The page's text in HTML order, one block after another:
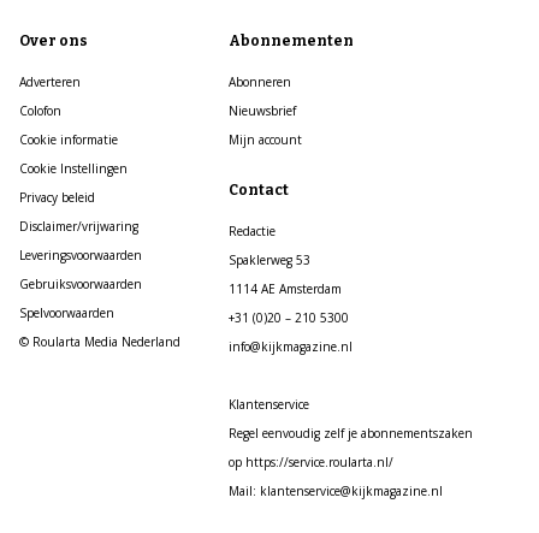
Over ons
Adverteren
Colofon
Cookie informatie
Cookie Instellingen
Privacy beleid
Disclaimer/vrijwaring
Leveringsvoorwaarden
Gebruiksvoorwaarden
Spelvoorwaarden
© Roularta Media Nederland
Abonnementen
Abonneren
Nieuwsbrief
Mijn account
Contact
Redactie
Spaklerweg 53
1114 AE Amsterdam
+31 (0)20 – 210 5300
info@kijkmagazine.nl
Klantenservice
Regel eenvoudig zelf je abonnementszaken
op https://service.roularta.nl/
Mail: klantenservice@kijkmagazine.nl